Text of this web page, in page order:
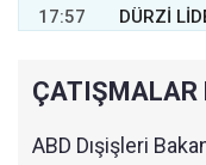
17:57 DÜRZİ
RAĞI
ÇATIŞMALAR
ABD Dışişleri